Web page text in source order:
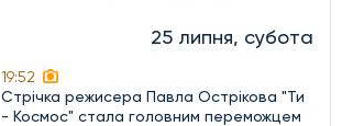
25 липня, субота
19:52
Стрічка режисера Павла Острікова "Ти
- Космос" стала головним переможцем